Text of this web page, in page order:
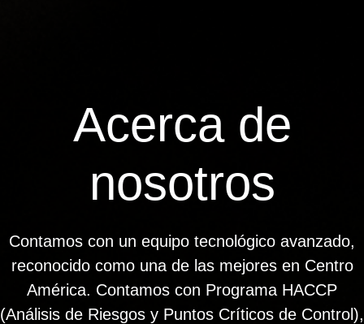
Acerca de
nosotros
Contamos con un equipo tecnológico avanzado,
reconocido como una de las mejores en Centro
América. Contamos con Programa HACCP
(Análisis de Riesgos y Puntos Críticos de Control),